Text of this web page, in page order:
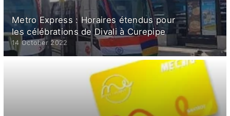
Metro Express : Horaires étendus pour
les célébrations de Divali à Curepipe
14 October 2022